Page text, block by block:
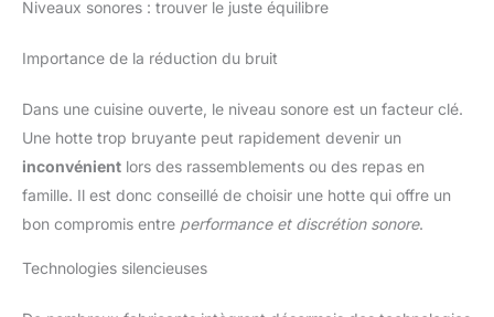
Niveaux sonores : trouver le juste équilibre
Importance de la réduction du bruit
Dans une cuisine ouverte, le niveau sonore est un facteur clé.
Une hotte trop bruyante peut rapidement devenir un
inconvénient lors des rassemblements ou des repas en
famille. Il est donc conseillé de choisir une hotte qui offre un
bon compromis entre performance et discrétion sonore.
Technologies silencieuses